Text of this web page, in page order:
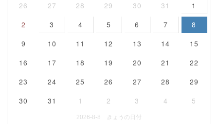
26 27 28 29 30 31
1
2
3 4 5 6 7
8
9
10 11 12 13 14
15
16
17 18 19 20 21
22
23
24 25 26 27 28
29
30
31 1 2 3 4 5
2026-8-8 きょうの日付